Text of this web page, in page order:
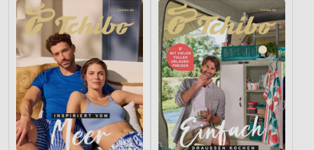
Verwendung von Profilen zur Auswahl
personalisierter Werbung
Erstellung von Profilen zur Personalisierung
von Inhalten
Verwendung von Profilen zur Auswahl
personalisierter Inhalte
Messung der Werbeleistung